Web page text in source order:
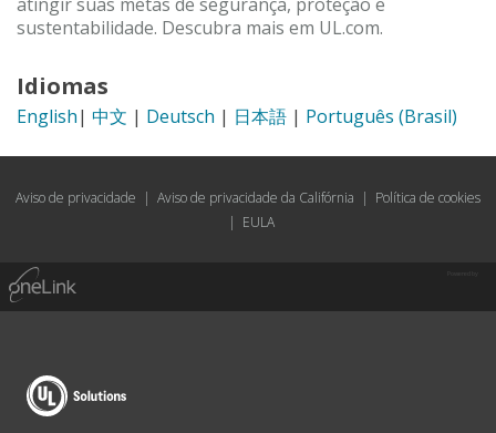
sustentabilidade. Descubra mais em UL.com.
Idiomas
English| 中文 | Deutsch | 日本語 | Português (Brasil)
Aviso de privacidade | Aviso de privacidade da Califórnia | Política de cookies
| EULA